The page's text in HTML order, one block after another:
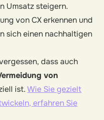
Umsatz steigern.
von CX erkennen und
sich einen nachhaltigen
dass auch
von
ist.Wie Sie gezielt
erfahren Sie